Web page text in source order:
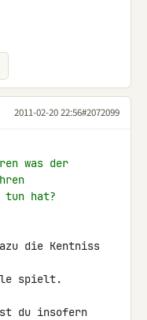
2011-02-20 22:56#2072099
was der
tun hat?
die Kentniss
spielt.
du insofern